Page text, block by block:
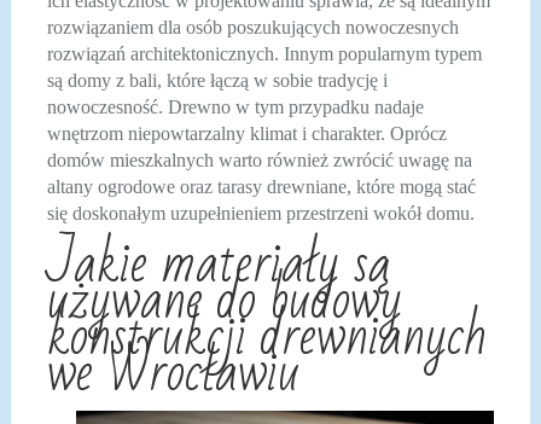
rozwiązaniem dla osób poszukujących nowoczesnych
rozwiązań architektonicznych. Innym popularnym typem
są domy z bali, które łączą w sobie tradycję i
nowoczesność. Drewno w tym przypadku nadaje
wnętrzom niepowtarzalny klimat i charakter. Oprócz
domów mieszkalnych warto również zwrócić uwagę na
altany ogrodowe oraz tarasy drewniane, które mogą stać
się doskonałym uzupełnieniem przestrzeni wokół domu.
Jakie materiały są
używane do budowy
konstrukcji drewnianych
we Wrocławiu